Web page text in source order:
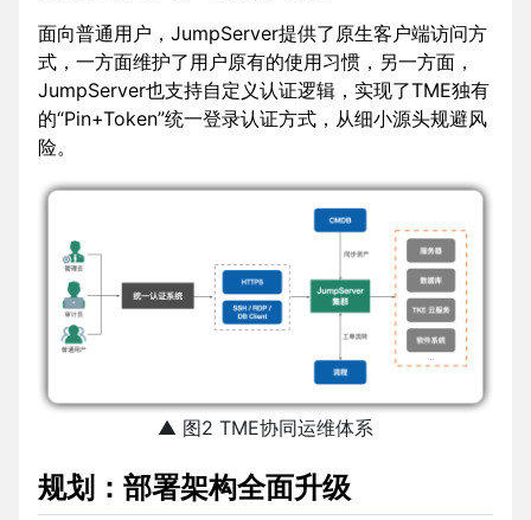
面向普通用户，JumpServer提供了原生客户端访问方
式，一方面维护了用户原有的使用习惯，另一方面，
JumpServer也支持自定义认证逻辑，实现了TME独有
的“Pin+Token”统一登录认证方式，从细小源头规避风
险。
▲ 图2 TME协同运维体系
规划：部署架构全面升级